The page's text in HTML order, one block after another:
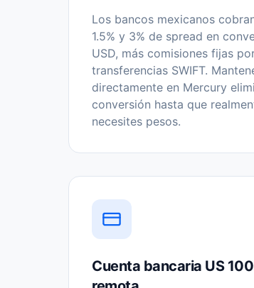
Los bancos mexicanos
1.5% y 3% de spread en
USD, más comisiones fijas
transferencias SWIFT.
directamente en Mercury
conversión hasta que
necesites pesos.
Cuenta bancaria US